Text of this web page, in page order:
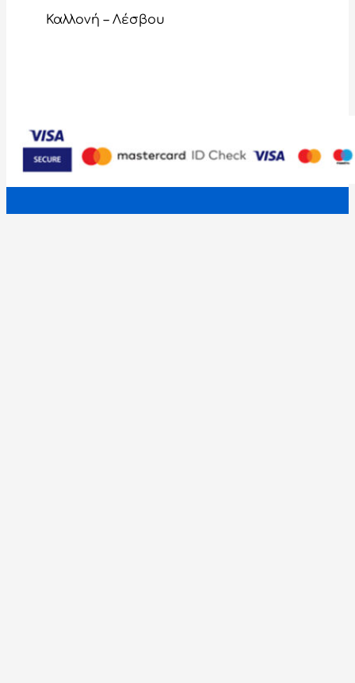
Καλλονή – Λέσβου